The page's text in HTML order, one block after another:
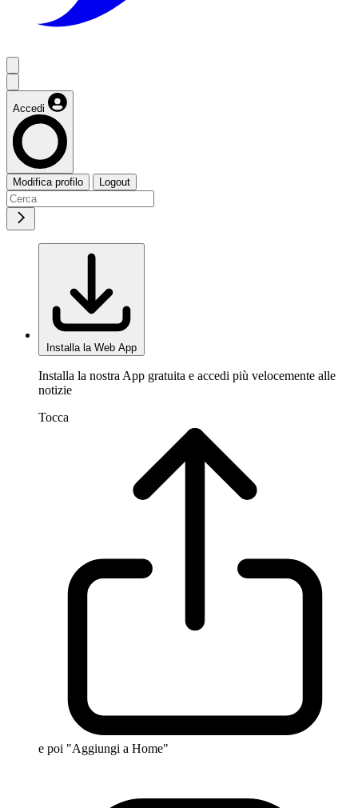
Accedi
Modifica profilo Logout
Installa la Web App
Installa la nostra App gratuita e accedi più velocemente alle
notizie
Tocca
e poi "Aggiungi a Home"